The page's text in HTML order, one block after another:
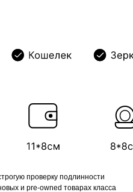
проверку подлинности
и pre-owned товарах класса